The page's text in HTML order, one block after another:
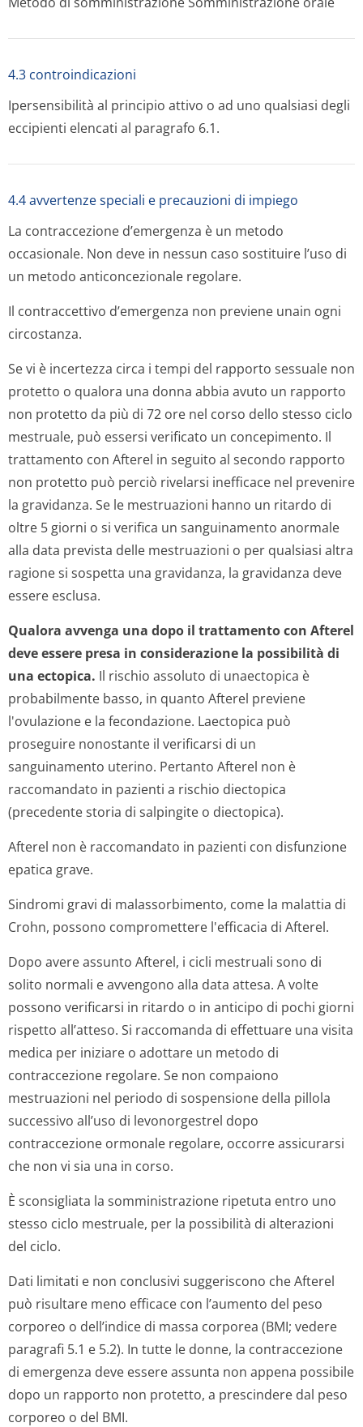
4.3 controindicazioni
Ipersensibilità al principio attivo o ad uno qualsiasi degli
eccipienti elencati al paragrafo 6.1.
4.4 avvertenze speciali e precauzioni di impiego
La contraccezione d’emergenza è un metodo
occasionale. Non deve in nessun caso sostituire l’uso di
un metodo anticoncezionale regolare.
Il contraccettivo d’emergenza non previene unain ogni
circostanza.
Se vi è incertezza circa i tempi del rapporto sessuale non
protetto o qualora una donna abbia avuto un rapporto
non protetto da più di 72 ore nel corso dello stesso ciclo
mestruale, può essersi verificato un concepimento. Il
trattamento con Afterel in seguito al secondo rapporto
non protetto può perciò rivelarsi inefficace nel prevenire
la gravidanza. Se le mestruazioni hanno un ritardo di
oltre 5 giorni o si verifica un sanguinamento anormale
alla data prevista delle mestruazioni o per qualsiasi altra
ragione si sospetta una gravidanza, la gravidanza deve
essere esclusa.
Qualora avvenga una dopo il trattamento con Afterel
deve essere presa in considerazione la possibilità di
una ectopica. Il rischio assoluto di unaectopica è
probabilmente basso, in quanto Afterel previene
l'ovulazione e la fecondazione. Laectopica può
proseguire nonostante il verificarsi di un
sanguinamento uterino. Pertanto Afterel non è
raccomandato in pazienti a rischio diectopica
(precedente storia di salpingite o diectopica).
Afterel non è raccomandato in pazienti con disfunzione
epatica grave.
Sindromi gravi di malassorbimento, come la malattia di
Crohn, possono compromettere l'efficacia di Afterel.
Dopo avere assunto Afterel, i cicli mestruali sono di
solito normali e avvengono alla data attesa. A volte
possono verificarsi in ritardo o in anticipo di pochi giorni
rispetto all’atteso. Si raccomanda di effettuare una visita
medica per iniziare o adottare un metodo di
contraccezione regolare. Se non compaiono
mestruazioni nel periodo di sospensione della pillola
successivo all’uso di levonorgestrel dopo
contraccezione ormonale regolare, occorre assicurarsi
che non vi sia una in corso.
È sconsigliata la somministrazione ripetuta entro uno
stesso ciclo mestruale, per la possibilità di alterazioni
del ciclo.
Dati limitati e non conclusivi suggeriscono che Afterel
può risultare meno efficace con l’aumento del peso
corporeo o dell’indice di massa corporea (BMI; vedere
paragrafi 5.1 e 5.2). In tutte le donne, la contraccezione
di emergenza deve essere assunta non appena possibile
dopo un rapporto non protetto, a prescindere dal peso
corporeo o del BMI.